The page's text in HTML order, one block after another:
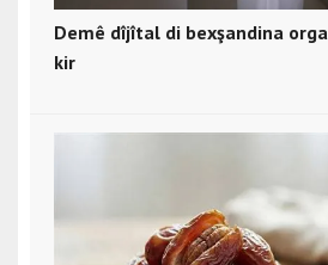
Demê dîjîtal di bexşandina
kir